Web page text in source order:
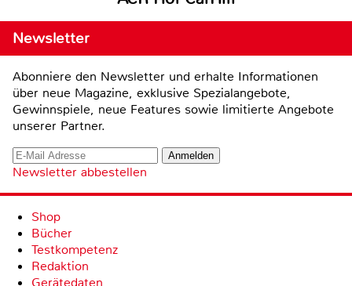
Newsletter
Abonniere den Newsletter und erhalte Informationen
über neue Magazine, exklusive Spezialangebote,
Gewinnspiele, neue Features sowie limitierte Angebote
unserer Partner.
Newsletter abbestellen
Shop
Bücher
Testkompetenz
Redaktion
Gerätedaten